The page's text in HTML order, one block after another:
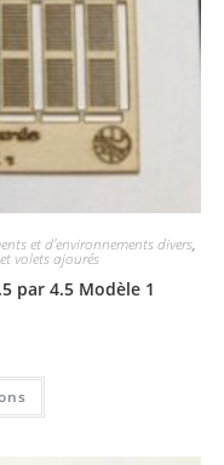
et d'environnements divers,
volets ajourés
par 4.5 Modèle 1